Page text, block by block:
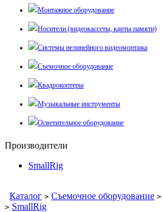
Монтажное оборудование
Носители (видеокассеты, карты памяти)
Системы нелинейного видеомонтажа
Съемочное оборудование
Квадрокоптеры
Музыкальные инструменты
Осветительное оборудование
Производители
SmallRig
Каталог > Съемочное оборудование >
> SmallRig